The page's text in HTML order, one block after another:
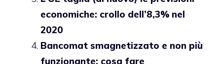
economiche: crollo dell’8,3% nel
2020
Bancomat smagnetizzato e non più
funzionante: cosa fare